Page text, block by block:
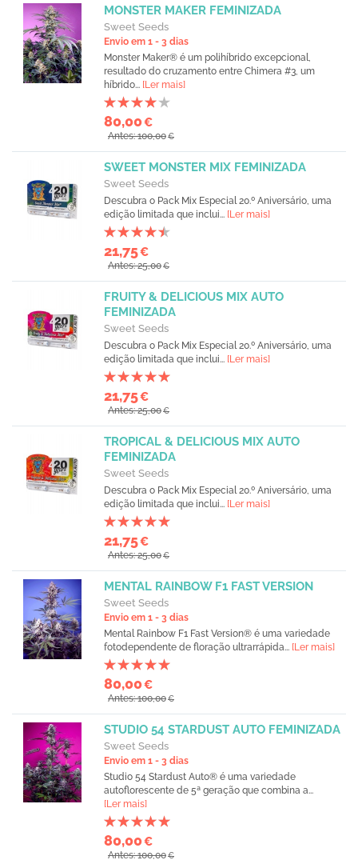
MONSTER MAKER FEMINIZADA
Sweet Seeds
Envio em 1 - 3 dias
Monster Maker® é um polihíbrido excepcional,
resultado do cruzamento entre Chimera #3, um
híbrido... [Ler mais]
80,00€
Antes: 100,00€
SWEET MONSTER MIX FEMINIZADA
Sweet Seeds
Descubra o Pack Mix Especial 20.º Aniversário, uma
edição limitada que inclui... [Ler mais]
21,75€
Antes: 25,00€
FRUITY & DELICIOUS MIX AUTO
FEMINIZADA
Sweet Seeds
Descubra o Pack Mix Especial 20.º Aniversário, uma
edição limitada que inclui... [Ler mais]
21,75€
Antes: 25,00€
TROPICAL & DELICIOUS MIX AUTO
FEMINIZADA
Sweet Seeds
Descubra o Pack Mix Especial 20.º Aniversário, uma
edição limitada que inclui... [Ler mais]
21,75€
Antes: 25,00€
MENTAL RAINBOW F1 FAST VERSION
Sweet Seeds
Envio em 1 - 3 dias
Mental Rainbow F1 Fast Version® é uma variedade
fotodependente de floração ultrarrápida... [Ler mais]
80,00€
Antes: 100,00€
STUDIO 54 STARDUST AUTO FEMINIZADA
Sweet Seeds
Envio em 1 - 3 dias
Studio 54 Stardust Auto® é uma variedade
autoflorescente de 5ª geração que combina a...
[Ler mais]
80,00€
Antes: 100,00€